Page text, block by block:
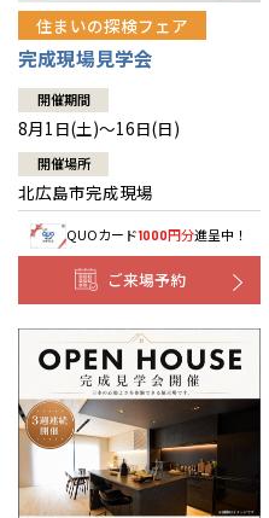
デザイン賞各種受賞
セントラルヒーティング
住まいのお手入れ集
安心の管理体制
ギャラリー
ニュースリリース
代表ごあいさつ
企業理念
会社概要
事業部紹介
IR情報
木材調達指針
グループ会社紹介
CMギャラリー
会員サイト
住まいの探検フェア
完成現場見学会
開催期間
8月1日(土)～16日(日)
開催場所
北広島市完成現場
QUOカード1000円分進呈中！
ご来場予約